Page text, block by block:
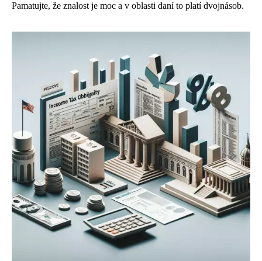
Pamatujte, že znalost je moc a v oblasti daní to platí dvojnásob.